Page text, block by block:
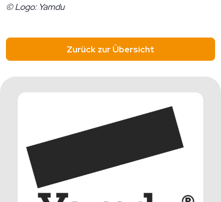
© Logo: Yamdu
Zurück zur Übersicht